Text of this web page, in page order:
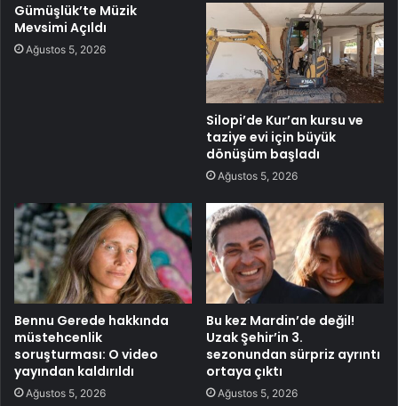
Gümüşlük’te Müzik
Mevsimi Açıldı
Ağustos 5, 2026
Silopi’de Kur’an kursu ve
taziye evi için büyük
dönüşüm başladı
Ağustos 5, 2026
Bennu Gerede hakkında
müstehcenlik
soruşturması: O video
yayından kaldırıldı
Ağustos 5, 2026
Bu kez Mardin’de değil!
Uzak Şehir’in 3.
sezonundan sürpriz ayrıntı
ortaya çıktı
Ağustos 5, 2026